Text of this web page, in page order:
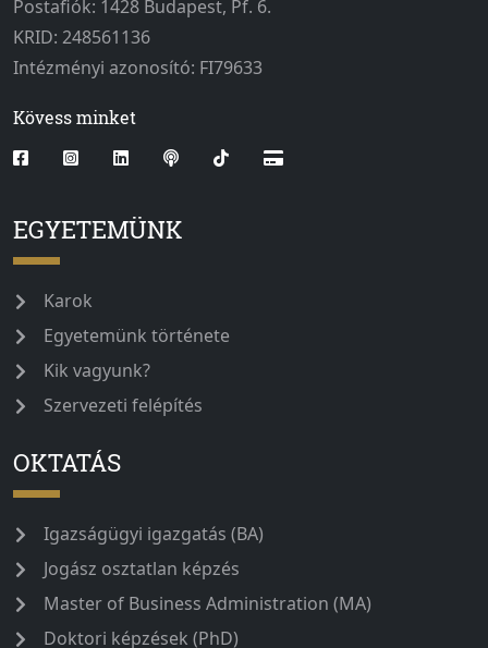
Postafiók: 1428 Budapest, Pf. 6.
KRID: 248561136
Intézményi azonosító: FI79633
Kövess minket
EGYETEMÜNK
Karok
Egyetemünk története
Kik vagyunk?
Szervezeti felépítés
OKTATÁS
Igazságügyi igazgatás (BA)
Jogász osztatlan képzés
Master of Business Administration (MA)
Doktori képzések (PhD)